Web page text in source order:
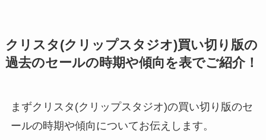
クリスタ(クリップスタジオ)買い切り版の
過去のセールの時期や傾向を表でご紹介！
まずクリスタ(クリップスタジオ)の買い切り版のセ
ールの時期や傾向についてお伝えします。